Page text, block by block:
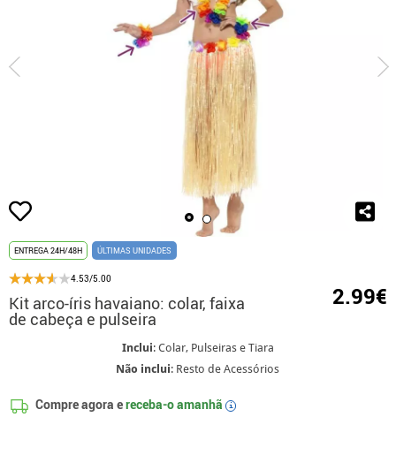
ENTREGA 24H/48H ÚLTIMAS UNIDADES
4.53/5.00
Kit arco-íris havaiano: colar, faixa
de cabeça e pulseira
2.99€
Inclui: Colar, Pulseiras e Tiara
Não inclui: Resto de Acessórios
Compre agora ereceba-o amanhã i